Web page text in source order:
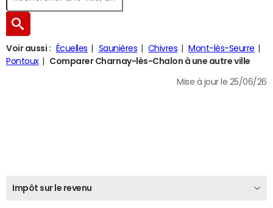
Voir aussi : Écuelles Saunières Chivres
Mont-lès-Seurre
Pontoux
Comparer Charnay-lès-Chalon à une autre ville
Mise à jour le 25/06/26
Impôt sur le revenu